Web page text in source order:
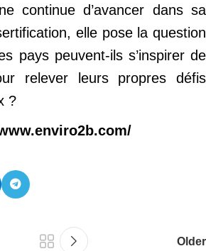
continue d’avancer dans sa
elle pose la question
pays peuvent-ils s’inspirer de
relever leurs propres défis
?
Older